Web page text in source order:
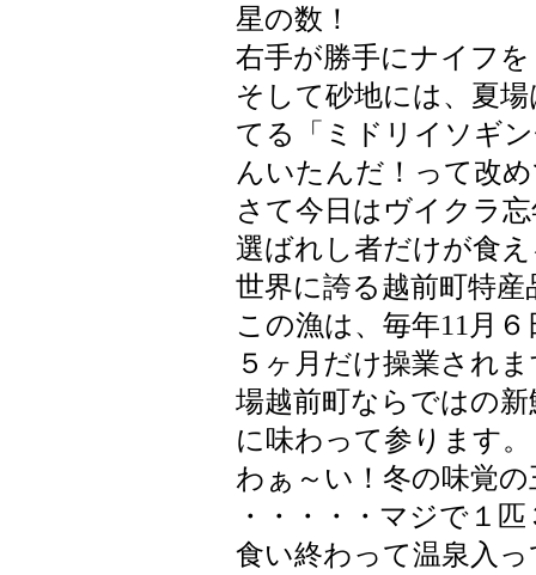
星の数！
右手が勝手にナイフ
そして砂地には、夏
てる「ミドリイソギ
んいたんだ！って改
さて今日はヴイクラ
選ばれし者だけが食
世界に誇る越前町特産
この漁は、毎年11月
５ヶ月だけ操業され
場越前町ならではの
に味わって参ります。
わぁ～い！冬の味覚
・・・・・マジで１
食い終わって温泉入